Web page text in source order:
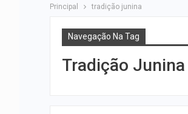
Principal tradição junina
Navegação Na Tag
Tradição Junina